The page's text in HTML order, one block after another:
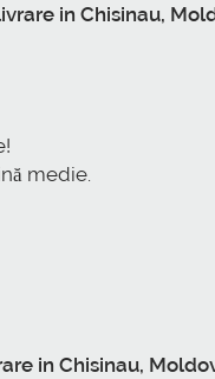
in Chisinau,
medie.
in Chisinau,